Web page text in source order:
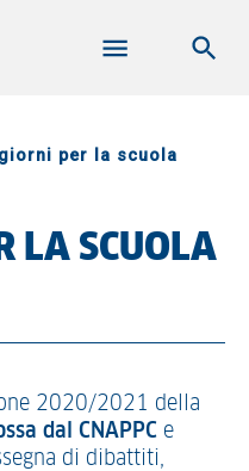
per la scuola
LA SCUOLA
2020/2021 della
dal CNAPPC e
di dibattiti,